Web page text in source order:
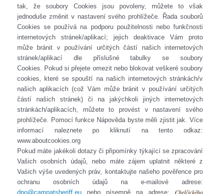
tak, že soubory Cookies jsou povoleny, můžete to však
jednoduše změnit v nastavení svého prohlížeče. Řada souborů
Cookies se používá na podporu použitelnosti nebo funkčnosti
internetových stránek/aplikací; jejich deaktivace Vám proto
může bránit v používání určitých částí našich internetových
stránek/aplikací dle příslušné tabulky se soubory
Cookies. Pokud si přejete omezit nebo blokovat veškeré soubory
cookies, které se spouští na našich internetových stránkách/v
našich aplikacích (což Vám může bránit v používání určitých
částí našich stránek) či na jakýchkoli jiných internetových
stránkách/aplikacích, můžete to provést v nastavení svého
prohlížeče. Pomocí funkce Nápověda byste měli zjistit jak. Více
informací naleznete po kliknutí na tento odkaz:
www.aboutcookies.org
Pokud máte jakékoli dotazy či připomínky týkající se zpracování
Vašich osobních údajů, nebo máte zájem uplatnit některé z
Vašich výše uvedených práv, kontaktujte našeho pověřence pro
ochranu osobních údajů na e-mailové adrese:
dpo@campatsheriff.eu nebo písemně na adrese: Chelčického